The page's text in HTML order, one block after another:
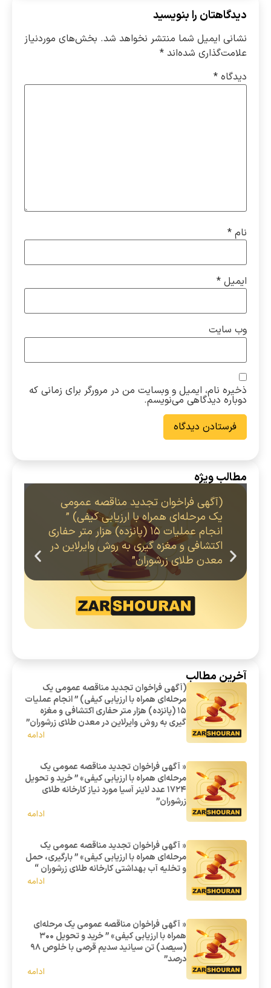
دیدگاهتان را بنویسید
نشانی ایمیل شما منتشر نخواهد شد. بخش‌های موردنیاز
علامت‌گذاری شده‌اند *
دیدگاه *
نام *
ایمیل *
وب‌ سایت
ذخیره نام، ایمیل و وبسایت من در مرورگر برای زمانی که
دوباره دیدگاهی می‌نویسم.
مطالب ویژه
(آگهی فراخوان تجدید مناقصه عمومی
یک مرحله‌ای همراه با ارزیابی کیفی) ”
انجام عملیات 15 (پانزده) هزار متر حفاری
اکتشافی و مغزه گیری به روش وایرلاین در
معدن طلای زرشوران”
آخرین مطالب
(آگهی فراخوان تجدید مناقصه عمومی یک
مرحله‌ای همراه با ارزیابی کیفی) ” انجام عملیات
15 (پانزده) هزار متر حفاری اکتشافی و مغزه
گیری به روش وایرلاین در معدن طلای زرشوران”
ادامه
« آگهی فراخوان تجدید مناقصه عمومی یک
مرحله‌ای همراه با ارزیابی کیفی» ” خرید و تحویل
1724 عدد لاینر آسیا مورد نیاز کارخانه طلای
زرشوران”
ادامه
« آگهی فراخوان تجدید مناقصه عمومی یک
مرحله‌ای همراه با ارزیابی کیفی» ” بارگیری، حمل
و تخلیه آب بهداشتی کارخانه طلای زرشوران “
ادامه
« آگهی فراخوان مناقصه عمومی یک مرحله‌ای
همراه با ارزیابی کیفی» ” خرید و تحویل 300
(سیصد) تن سیانید سدیم قرصی با خلوص 98
درصد”
ادامه